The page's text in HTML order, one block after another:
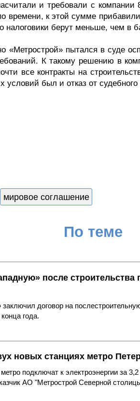
и требовали с
времени, к этой сумме
налоговики берут меньше, чем в
«Метрострой» пытался в суде
К такому решению в
все контракты на
условий был и отказ от
мировое соглашение
По теме
после строительства
договор на
года.
новых станциях метро
подключат к электроэнергии за
АО "Метрострой Северной